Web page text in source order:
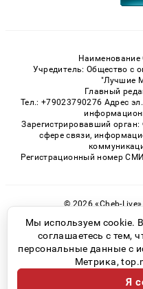
Учредитель: Общество с
"Лучшие
Главный
Тел.: +79023790276 Адрес
Зарегистрировавший
сфере связи,
Регистрационный номер
© 2026 «Cheb-
Возрастная
Политика
Мы используем cookie.
соглашаетесь с тем,
персональные данные с
Метрика,
Я